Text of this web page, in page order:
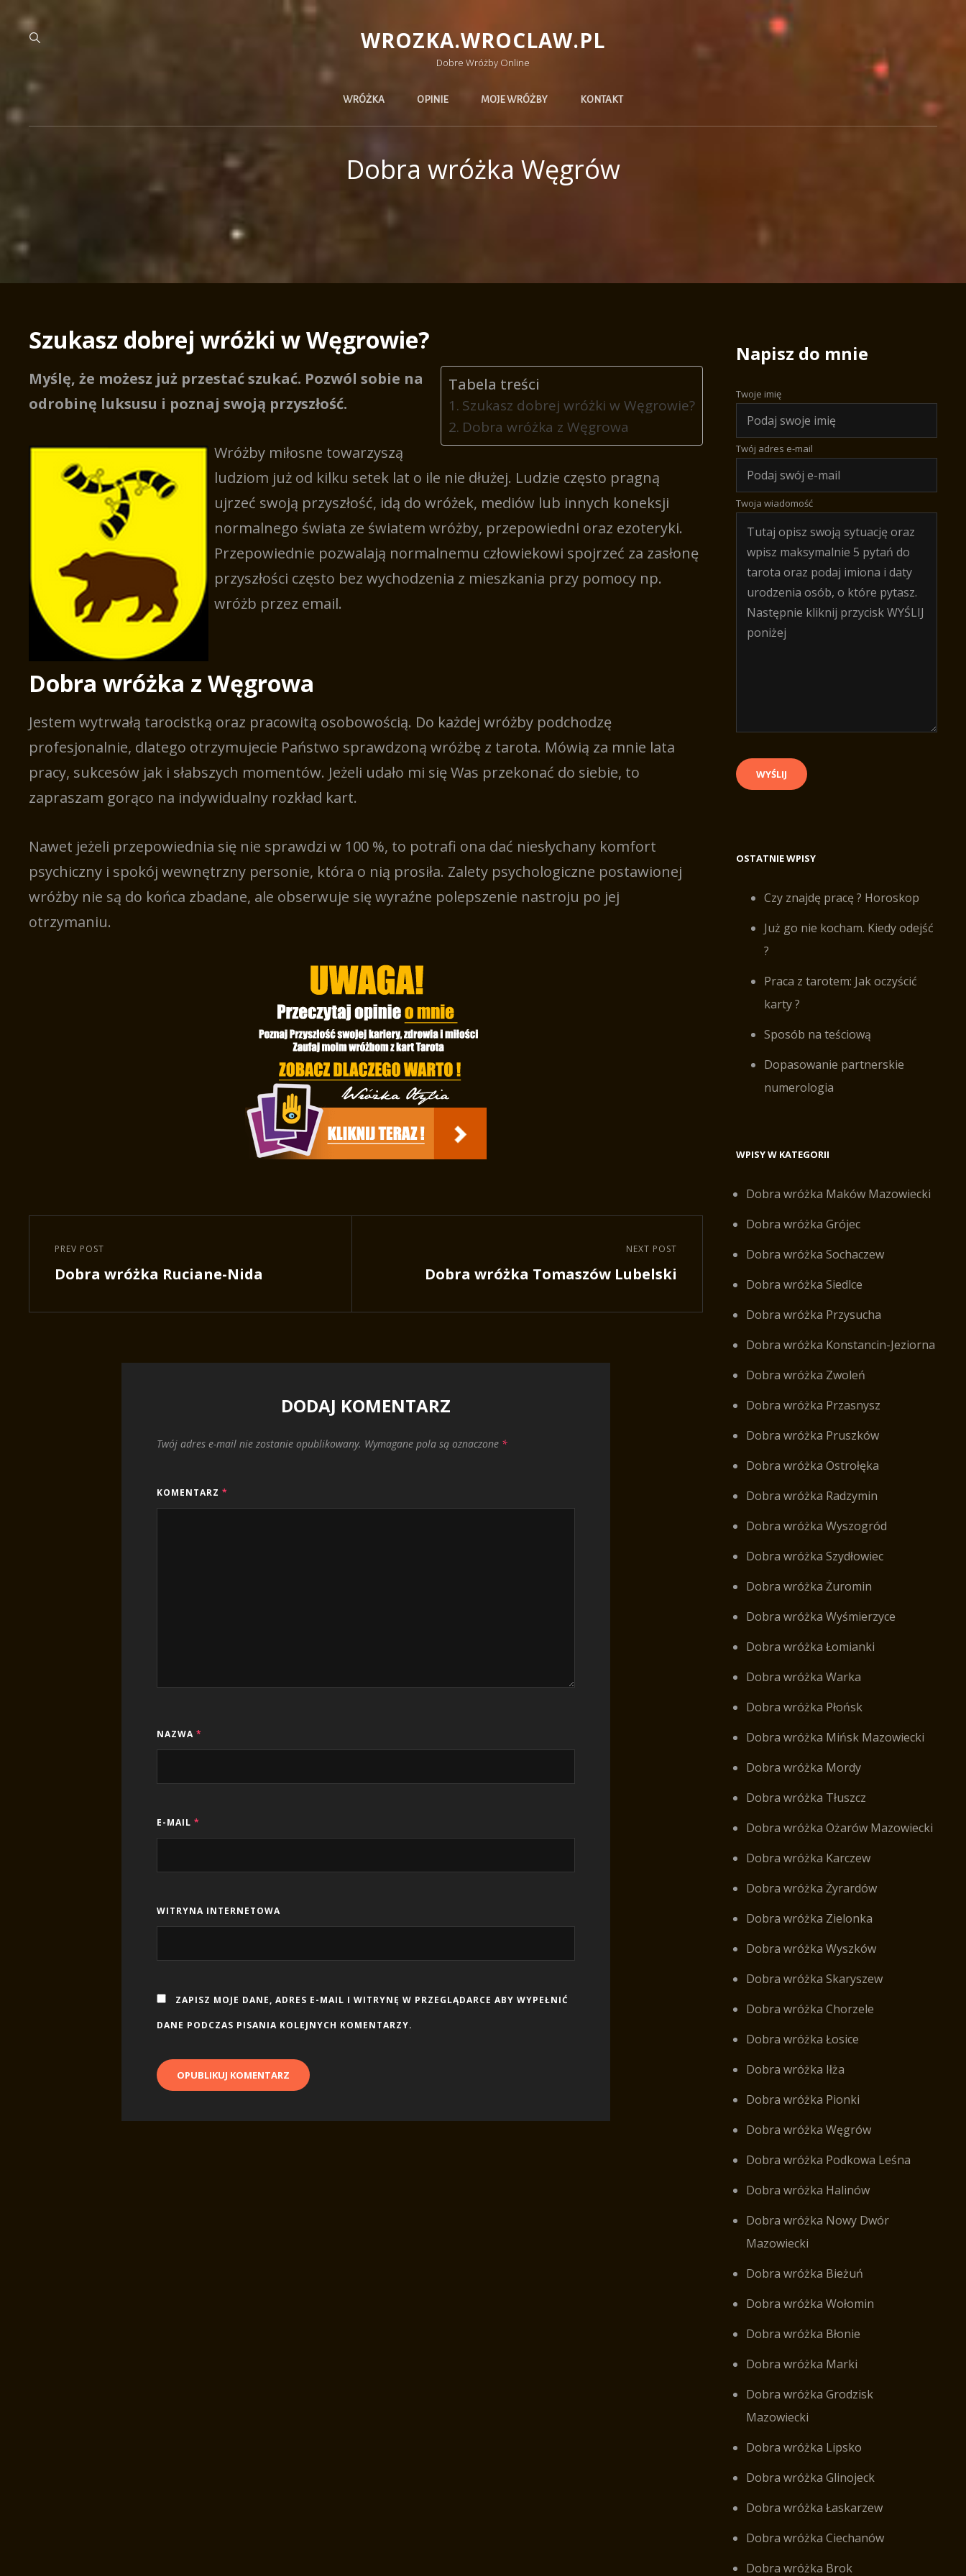
WROZKA.WROCLAW.PL
Dobre Wróżby Online
WRÓŻKA OPINIE MOJE WRÓŻBY KONTAKT
Dobra wróżka Węgrów
Szukasz dobrej wróżki w Węgrowie?
Tabela treści
Szukasz dobrej wróżki w Węgrowie?
Dobra wróżka z Węgrowa
Myślę, że możesz już przestać szukać. Pozwól sobie na
odrobinę luksusu i poznaj swoją przyszłość.
Wróżby miłosne towarzyszą
ludziom już od kilku setek lat o ile nie dłużej. Ludzie często pragną
ujrzeć swoją przyszłość, idą do wróżek, mediów lub innych koneksji
normalnego świata ze światem wróżby, przepowiedni oraz ezoteryki.
Przepowiednie pozwalają normalnemu człowiekowi spojrzeć za zasłonę
przyszłości często bez wychodzenia z mieszkania przy pomocy np.
wróżb przez email.
Dobra wróżka z Węgrowa
Jestem wytrwałą tarocistką oraz pracowitą osobowością. Do każdej wróżby podchodzę
profesjonalnie, dlatego otrzymujecie Państwo sprawdzoną wróżbę z tarota. Mówią za mnie lata
pracy, sukcesów jak i słabszych momentów. Jeżeli udało mi się Was przekonać do siebie, to
zapraszam gorąco na indywidualny rozkład kart.
Nawet jeżeli przepowiednia się nie sprawdzi w 100 %, to potrafi ona dać niesłychany komfort
psychiczny i spokój wewnętrzny personie, która o nią prosiła. Zalety psychologiczne postawionej
wróżby nie są do końca zbadane, ale obserwuje się wyraźne polepszenie nastroju po jej
otrzymaniu.
wpisu
Previous
Post
PREV POST
Dobra wróżka Ruciane-Nida
Post
NEXT POST
Dobra wróżka Tomaszów Lubelski
DODAJ KOMENTARZ
Twój adres e-mail nie zostanie opublikowany. Wymagane pola są oznaczone *
KOMENTARZ *
NAZWA *
E-MAIL *
WITRYNA INTERNETOWA
ZAPISZ MOJE DANE, ADRES E-MAIL I WITRYNĘ W PRZEGLĄDARCE ABY WYPEŁNIĆ
DANE PODCZAS PISANIA KOLEJNYCH KOMENTARZY.
Napisz do mnie
Twoje imię
Twój adres e-mail
Twoja wiadomość
OSTATNIE WPISY
Czy znajdę pracę ? Horoskop
Już go nie kocham. Kiedy odejść
?
Praca z tarotem: Jak oczyścić
karty ?
Sposób na teściową
Dopasowanie partnerskie
numerologia
WPISY W KATEGORII
Dobra wróżka Maków Mazowiecki
Dobra wróżka Grójec
Dobra wróżka Sochaczew
Dobra wróżka Siedlce
Dobra wróżka Przysucha
Dobra wróżka Konstancin-Jeziorna
Dobra wróżka Zwoleń
Dobra wróżka Przasnysz
Dobra wróżka Pruszków
Dobra wróżka Ostrołęka
Dobra wróżka Radzymin
Dobra wróżka Wyszogród
Dobra wróżka Szydłowiec
Dobra wróżka Żuromin
Dobra wróżka Wyśmierzyce
Dobra wróżka Łomianki
Dobra wróżka Warka
Dobra wróżka Płońsk
Dobra wróżka Mińsk Mazowiecki
Dobra wróżka Mordy
Dobra wróżka Tłuszcz
Dobra wróżka Ożarów Mazowiecki
Dobra wróżka Karczew
Dobra wróżka Żyrardów
Dobra wróżka Zielonka
Dobra wróżka Wyszków
Dobra wróżka Skaryszew
Dobra wróżka Chorzele
Dobra wróżka Łosice
Dobra wróżka Iłża
Dobra wróżka Pionki
Dobra wróżka Węgrów
Dobra wróżka Podkowa Leśna
Dobra wróżka Halinów
Dobra wróżka Nowy Dwór
Mazowiecki
Dobra wróżka Bieżuń
Dobra wróżka Wołomin
Dobra wróżka Błonie
Dobra wróżka Marki
Dobra wróżka Grodzisk
Mazowiecki
Dobra wróżka Lipsko
Dobra wróżka Glinojeck
Dobra wróżka Łaskarzew
Dobra wróżka Ciechanów
Dobra wróżka Brok